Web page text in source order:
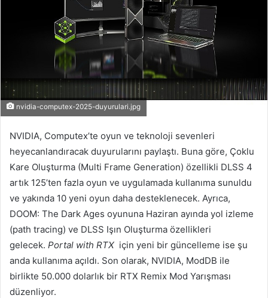
nvidia-computex-2025-duyurulari.jpg
NVIDIA, Computex’te oyun ve teknoloji sevenleri
heyecanlandıracak duyurularını paylaştı. Buna göre, Çoklu
Kare Oluşturma (Multi Frame Generation) özellikli DLSS 4
artık 125’ten fazla oyun ve uygulamada kullanıma sunuldu
ve yakında 10 yeni oyun daha desteklenecek. Ayrıca,
DOOM: The Dark Ages oyununa Haziran ayında yol izleme
(path tracing) ve DLSS Işın Oluşturma özellikleri
gelecek. Portal with RTX için yeni bir güncelleme ise şu
anda kullanıma açıldı. Son olarak, NVIDIA, ModDB ile
birlikte 50.000 dolarlık bir RTX Remix Mod Yarışması
düzenliyor.